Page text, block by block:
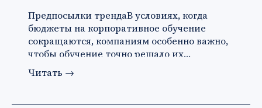
Предпосылки трендаВ условиях, когда
бюджеты на корпоративное обучение
сокращаются, компаниям особенно важно,
чтобы обучение точно решало их…
Читать →